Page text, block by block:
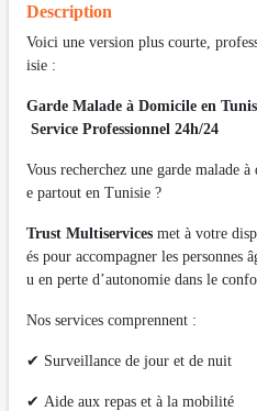
Description
Voici une version plus courte,
isie :
Garde Malade à Domicile en
Service Professionnel 24h/24
Vous recherchez une garde malade
e partout en Tunisie ?
Trust Multiservices met à votre
és pour accompagner les personnes
u en perte d’autonomie dans le
Nos services comprennent :
✔ Surveillance de jour et de nuit
✔ Aide aux repas et à la mobilité